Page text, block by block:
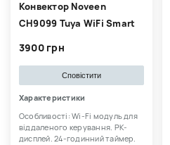
Конвектор Noveen
CH9099 Tuya WiFi Smart
3900 грн
Сповістити
Характеристики
Особливості: Wi-Fi модуль для
віддаленого керування. РК-
дисплей. 24-годинний таймер.